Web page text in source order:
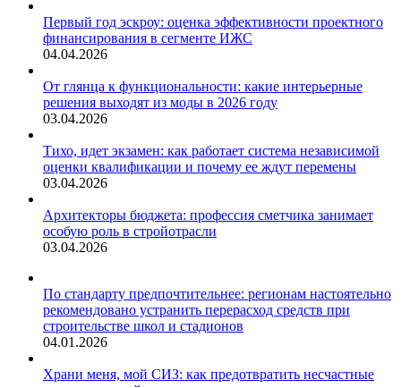
Первый год эскроу: оценка эффективности проектного
финансирования в сегменте ИЖС
04.04.2026
От глянца к функциональности: какие интерьерные
решения выходят из моды в 2026 году
03.04.2026
Тихо, идет экзамен: как работает система независимой
оценки квалификации и почему ее ждут перемены
03.04.2026
Архитекторы бюджета: профессия сметчика занимает
особую роль в стройотрасли
03.04.2026
По стандарту предпочтительнее: регионам настоятельно
рекомендовано устранить перерасход средств при
строительстве школ и стадионов
04.01.2026
Храни меня, мой СИЗ: как предотвратить несчастные